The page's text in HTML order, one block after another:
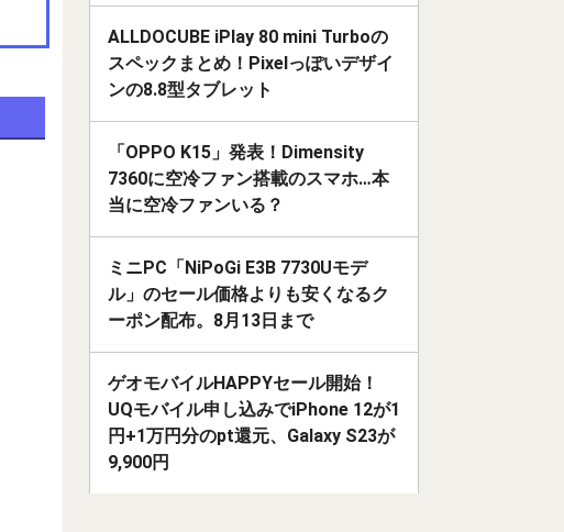
ALLDOCUBE iPlay 80 mini Turboの
スペックまとめ！Pixelっぽいデザイ
ンの8.8型タブレット
「OPPO K15」発表！Dimensity
7360に空冷ファン搭載のスマホ…本
当に空冷ファンいる？
ミニPC「NiPoGi E3B 7730Uモデ
ル」のセール価格よりも安くなるク
ーポン配布。8月13日まで
ゲオモバイルHAPPYセール開始！
UQモバイル申し込みでiPhone 12が1
円+1万円分のpt還元、Galaxy S23が
9,900円